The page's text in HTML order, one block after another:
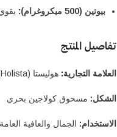
بيوتين (500 ميكروغرام):
تفاصيل المنتج
العلامة التجارية: هوليستا (Holista)
الشكل: مسحوق كولاجين بحري
الاستخدام: الجمال والعافية العامة